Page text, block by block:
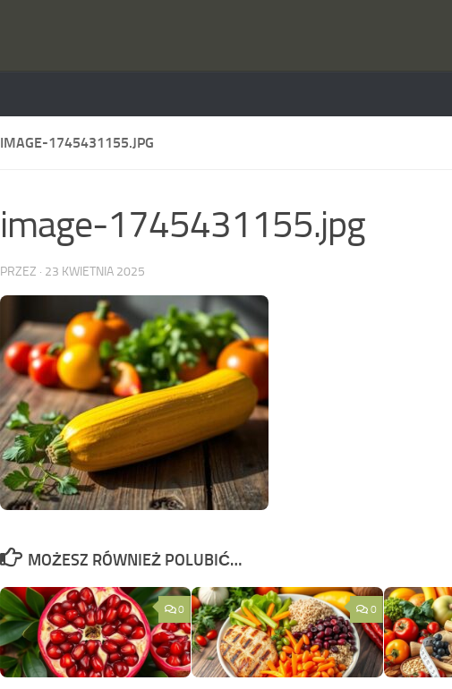
IMAGE-1745431155.JPG
image-1745431155.jpg
PRZEZ · 23 KWIETNIA 2025
MOŻESZ RÓWNIEŻ POLUBIĆ…
0 0